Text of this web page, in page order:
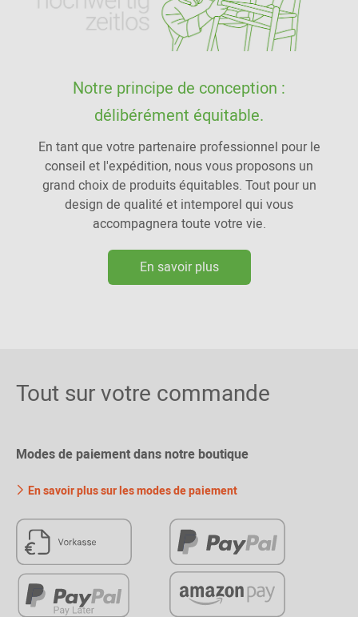
Notre principe de conception :
délibérément équitable.
En tant que votre partenaire professionnel pour le
conseil et l'expédition, nous vous proposons un
grand choix de produits équitables. Tout pour un
design de qualité et intemporel qui vous
accompagnera toute votre vie.
En savoir plus
Tout sur votre commande
Modes de paiement dans notre boutique
En savoir plus sur les modes de paiement